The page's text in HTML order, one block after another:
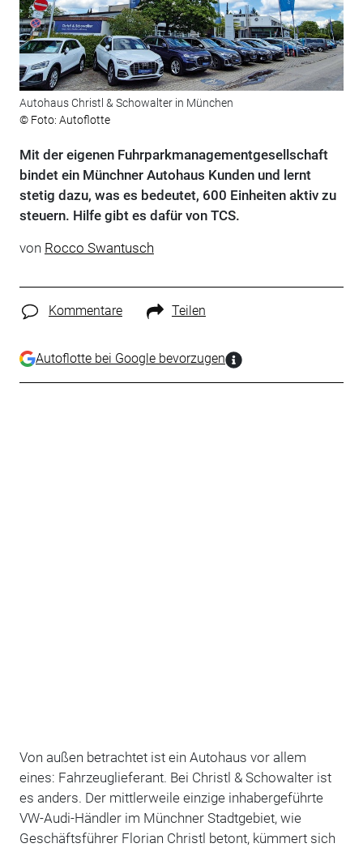
Autohaus Christl & Schowalter in München
© Foto: Autoflotte
Mit der eigenen Fuhrparkmanagementgesellschaft
bindet ein Münchner Autohaus Kunden und lernt
stetig dazu, was es bedeutet, 600 Einheiten aktiv zu
steuern. Hilfe gibt es dafür von TCS.
von Rocco Swantusch
Kommentare Teilen
Autoflotte bei Google bevorzugen
Von außen betrachtet ist ein Autohaus vor allem
eines: Fahrzeuglieferant. Bei Christl & Schowalter ist
es anders. Der mittlerweile einzige inhabergeführte
VW-Audi-Händler im Münchner Stadtgebiet, wie
Geschäftsführer Florian Christl betont, kümmert sich